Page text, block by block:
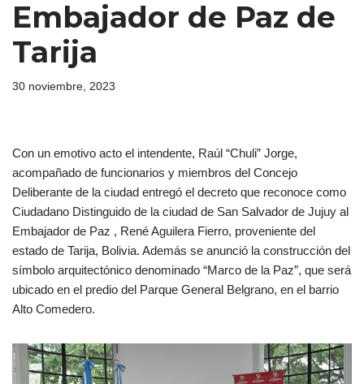
Embajador de Paz de
Tarija
30 noviembre, 2023
Con un emotivo acto el intendente, Raúl “Chuli” Jorge,
acompañado de funcionarios y miembros del Concejo
Deliberante de la ciudad entregó el decreto que reconoce como
Ciudadano Distinguido de la ciudad de San Salvador de Jujuy al
Embajador de Paz , René Aguilera Fierro, proveniente del
estado de Tarija, Bolivia. Además se anunció la construcción del
símbolo arquitectónico denominado “Marco de la Paz”, que será
ubicado en el predio del Parque General Belgrano, en el barrio
Alto Comedero.